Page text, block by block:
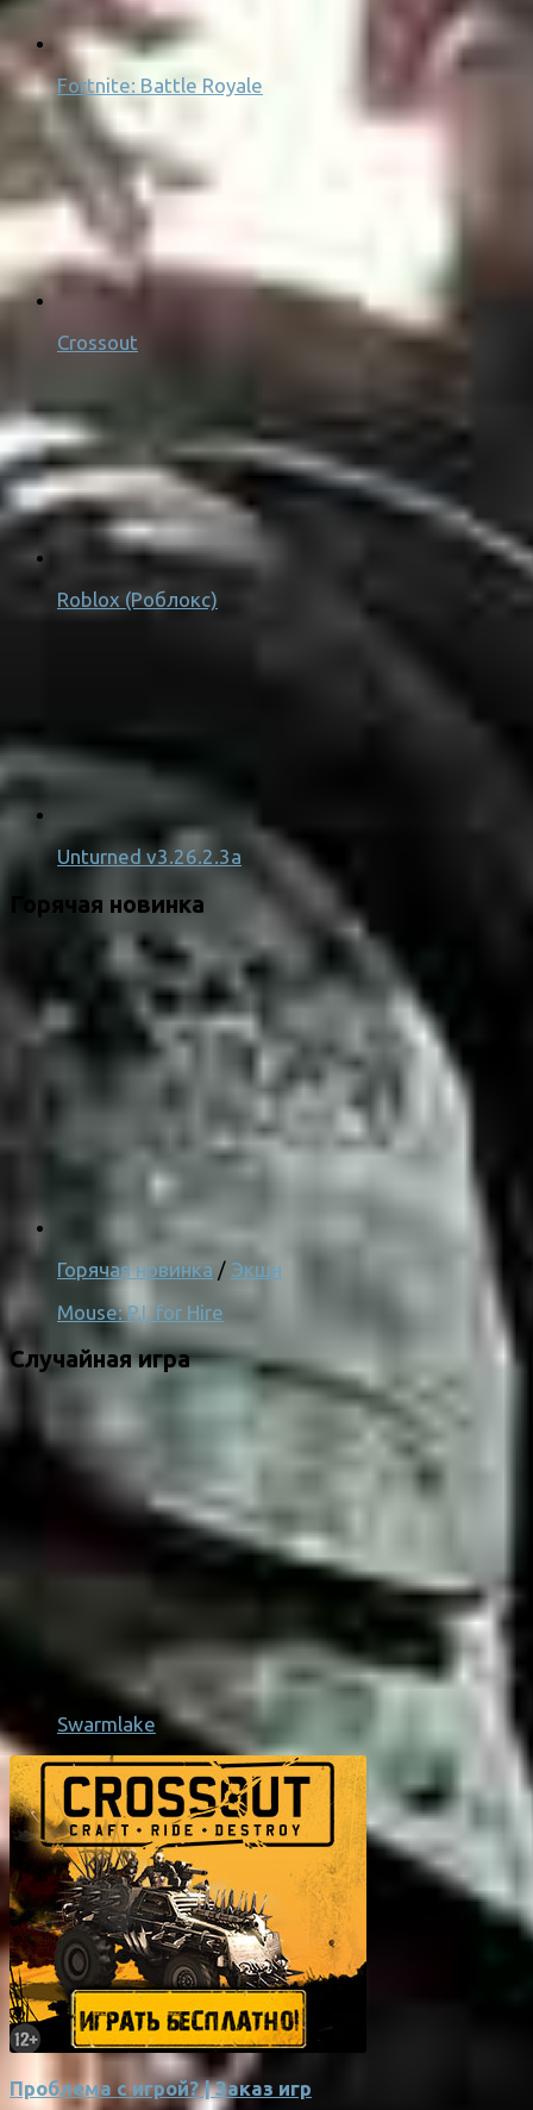
Fortnite: Battle Royale
Crossout
Roblox (Роблокс)
Unturned v3.26.2.3a
Горячая новинка
Горячая новинка / Экшн
Mouse: P.I. for Hire
Случайная игра
Swarmlake
Проблема с игрой? | Заказ игр